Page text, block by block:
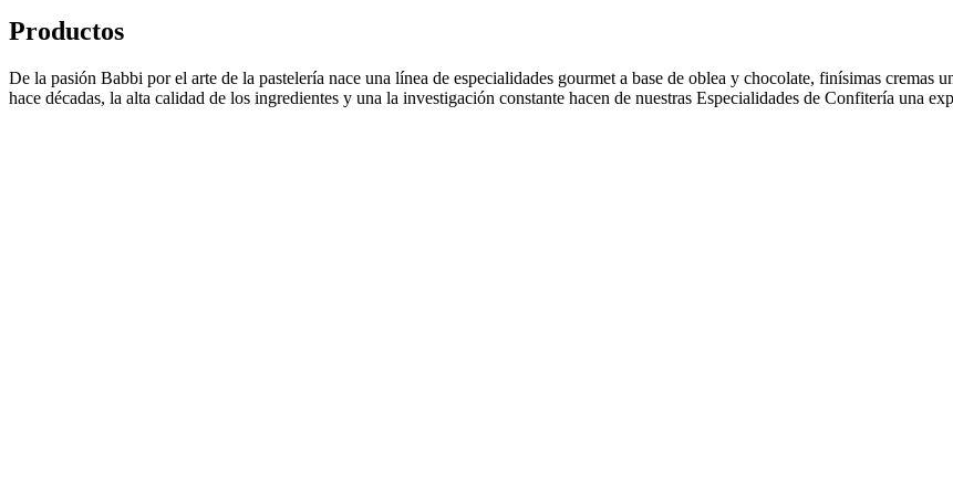
Productos
De la pasión Babbi por el arte de la pastelería nace una línea de especialidades gourmet a base de oblea y chocolate, finísimas cremas
hace décadas, la alta calidad de los ingredientes y una la investigación constante hacen de nuestras Especialidades de Confitería una